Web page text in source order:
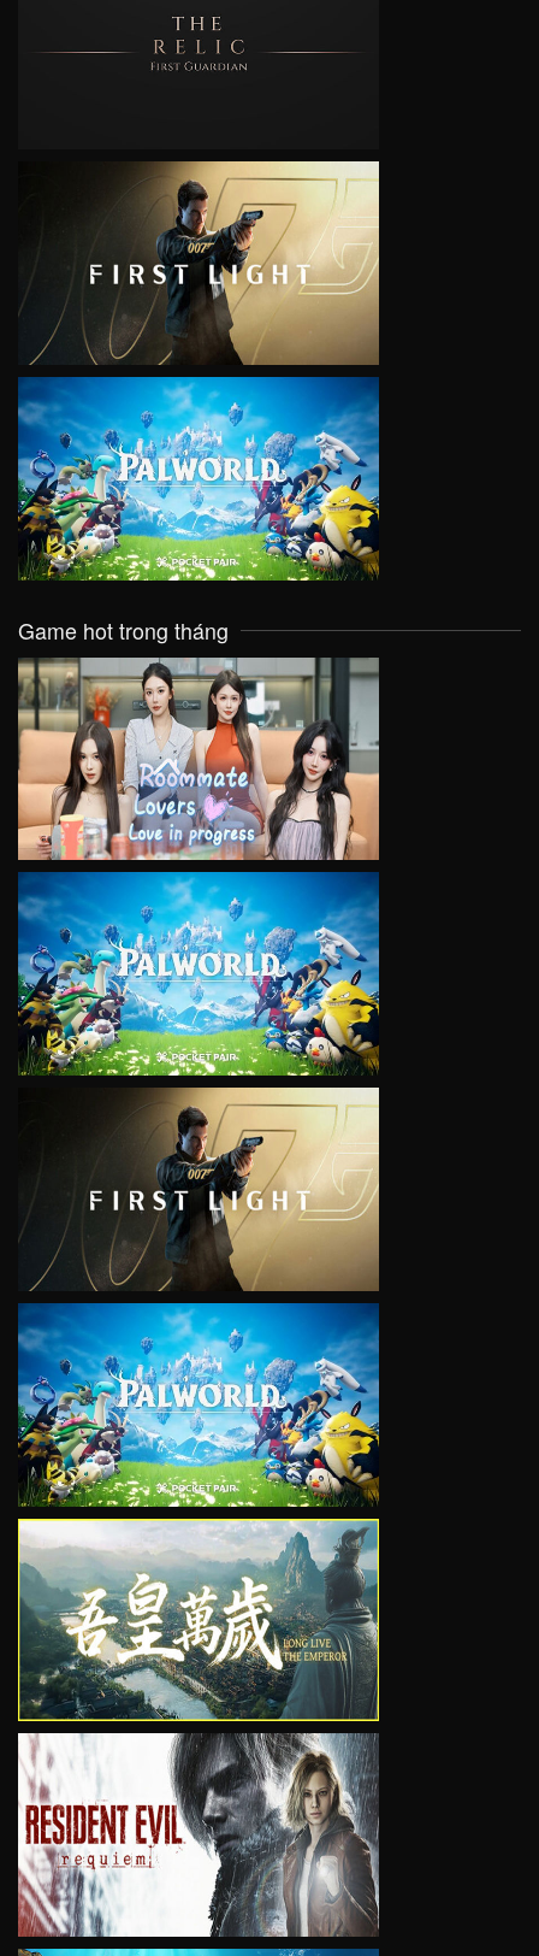
VIEW
VIEW
VIEW
Game hot trong tháng
VIEW
VIEW
VIEW
VIEW
VIEW
VIEW